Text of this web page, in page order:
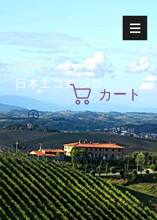
Ecoyapann
株式会社
日本エコロジコカート
Widget Didn’t Load
Check your internet and refresh
this page.
If that doesn’t work, contact us.